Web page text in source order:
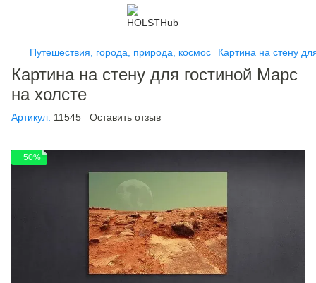
Путешествия, города, природа, космос Картина на стену
Картина на стену для гостиной Марс
на холсте
Артикул: 11545 Оставить отзыв
−50%